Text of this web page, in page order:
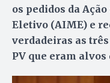
os pedidos da
Eletivo (AIME) e
verdadeiras as
PV que eram